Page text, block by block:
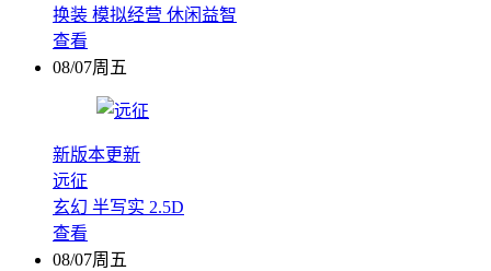
换装 模拟经营 休闲益智
查看
08/07周五
新版本更新
远征
玄幻 半写实 2.5D
查看
08/07周五